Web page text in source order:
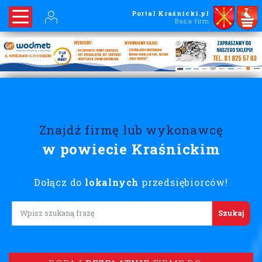
Portal Kraśnicki.pl
Baza firm
Znajdź firmę lub wykonawcę
w powiecie Kraśnickim
Dołącz do lokalnych przedsiębiorców!
Lorem ipsum